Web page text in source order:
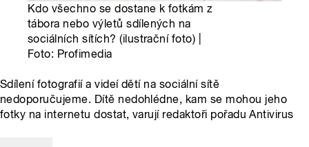
Kdo všechno se dostane k fotkám z
tábora nebo výletů sdílených na
sociálních sítích? (ilustrační foto) |
Foto: Profimedia
Sdílení fotografií a videí dětí na sociální sítě
nedoporučujeme. Dítě nedohlédne, kam se mohou jeho
fotky na internetu dostat, varují redaktoři pořadu Antivirus